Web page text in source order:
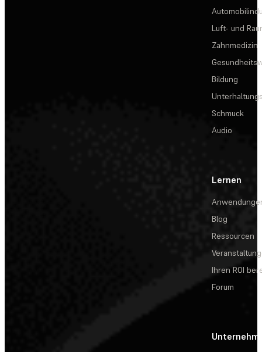
Luft- und
Zahnmedizin
Bildung
Schmuck
Audio
Lernen
Blog
Ressourcen
Ihren ROI
Forum